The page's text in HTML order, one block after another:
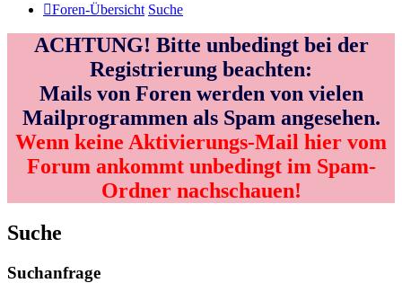
Foren-Übersicht Suche
ACHTUNG! Bitte unbedingt bei der
Registrierung beachten:
Mails von Foren werden von vielen
Mailprogrammen als Spam angesehen.
Wenn keine Aktivierungs-Mail hier vom
Forum ankommt unbedingt im Spam-
Ordner nachschauen!
Suche
Suchanfrage